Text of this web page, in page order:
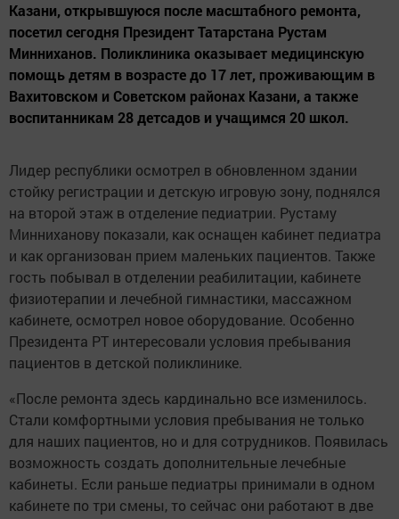
Казани, открывшуюся после масштабного ремонта,
посетил сегодня Президент Татарстана Рустам
Минниханов. Поликлиника оказывает медицинскую
помощь детям в возрасте до 17 лет, проживающим в
Вахитовском и Советском районах Казани, а также
воспитанникам 28 детсадов и учащимся 20 школ.
Лидер республики осмотрел в обновленном здании
стойку регистрации и детскую игровую зону, поднялся
на второй этаж в отделение педиатрии. Рустаму
Минниханову показали, как оснащен кабинет педиатра
и как организован прием маленьких пациентов. Также
гость побывал в отделении реабилитации, кабинете
физиотерапии и лечебной гимнастики, массажном
кабинете, осмотрел новое оборудование. Особенно
Президента РТ интересовали условия пребывания
пациентов в детской поликлинике.
«После ремонта здесь кардинально все изменилось.
Стали комфортными условия пребывания не только
для наших пациентов, но и для сотрудников. Появилась
возможность создать дополнительные лечебные
кабинеты. Если раньше педиатры принимали в одном
кабинете по три смены, то сейчас они работают в две